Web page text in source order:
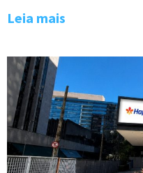
Leia mais